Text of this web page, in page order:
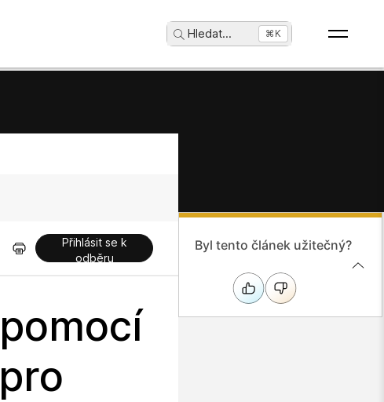
Hledat... ⌘K
Přihlásit se k
odběru
Byl tento článek užitečný?